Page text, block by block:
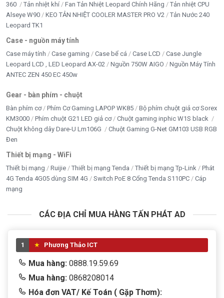
360
Tản nhiệt khí Fan Tản Nhiệt Leopard Chính Hãng
Tản nhiệt CPU
Alseye W90
KEO TẢN NHIỆT COOLER MASTER PRO V2
Tản Nước 240
Leopard TK1
Case - nguồn máy tính
Case máy tính Case gaming Case bể cá Case LCD
Case Jungle
Leopard LCD , LED Leopard AX-02
Nguồn 750W AIGO
Nguồn Máy Tính
ANTEC ZEN 450 EC 450w
Gear - bàn phím - chuột
Bàn phím cơ Phím Cơ Gaming LAPOP WK85
Bộ phím chuột giả cơ Sorex
KM3000
Phím chuột G21 LED giả cơ
Chuột gaming inphic W1S black
Chuột không dây Dare-U Lm106G
Chuột Gaming G-Net GM103 USB RGB
Đen
Thiết bị mạng - WiFi
Thiết bị mạng Ruijie Thiết bị mạng Tenda Thiết bị mạng Tp-Link
Phát
4G Tenda 4G05 dùng SIM 4G
Switch PoE 8 Cổng Tenda S110PC
Cáp
mạng
CÁC ĐỊA CHỈ MUA HÀNG TẤN PHÁT AD
1 Phương Thảo ICT
Mua hàng: 0888.19.59.69
Mua hàng: 0868208014
Hóa đơn VAT/ Kế Toán ( Gặp Thơm):